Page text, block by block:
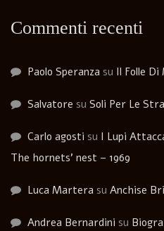
Commenti recenti
Paolo Speranza su Il Folle Di
Salvatore su Soli Per Le
Carlo agosti su I Lupi
The hornets’ nest – 1969
Luca Martera su Anchise
Andrea Bernardini su